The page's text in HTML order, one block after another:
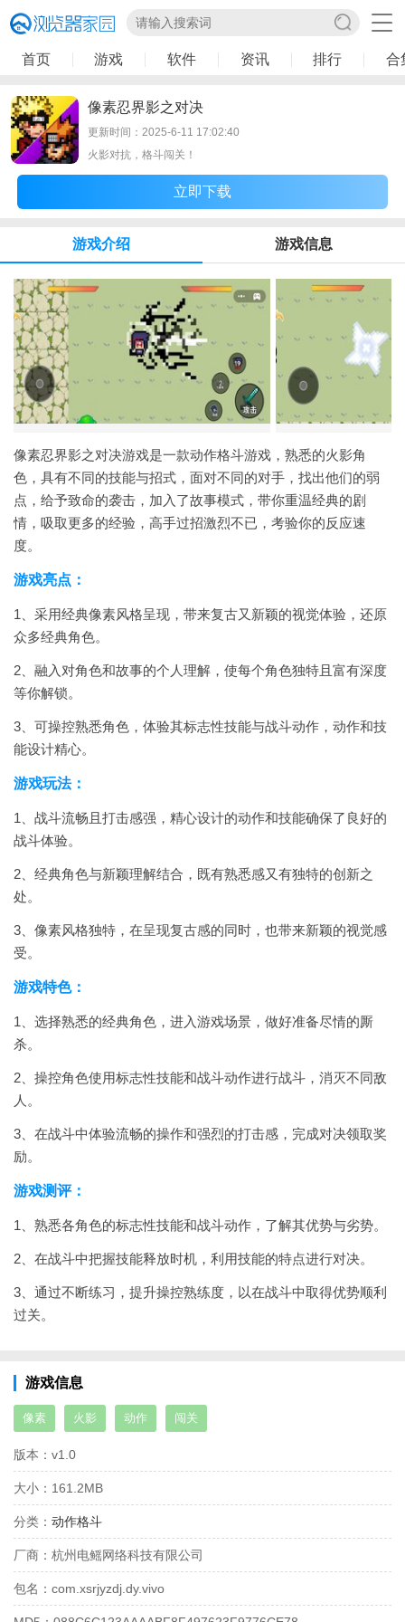
首页 游戏 软件 资讯 排行 合
像素忍界影之对决
更新时间：2025-6-11 17:02:40
火影对抗，格斗闯关！
立即下载
游戏介绍 游戏信息
像素忍界影之对决游戏是一款动作格斗游戏，熟悉的火影角
色，具有不同的技能与招式，面对不同的对手，找出他们的弱
点，给予致命的袭击，加入了故事模式，带你重温经典的剧
情，吸取更多的经验，高手过招激烈不已，考验你的反应速
度。
游戏亮点：
1、采用经典像素风格呈现，带来复古又新颖的视觉体验，还原
众多经典角色。
2、融入对角色和故事的个人理解，使每个角色独特且富有深度
等你解锁。
3、可操控熟悉角色，体验其标志性技能与战斗动作，动作和技
能设计精心。
游戏玩法：
1、战斗流畅且打击感强，精心设计的动作和技能确保了良好的
战斗体验。
2、经典角色与新颖理解结合，既有熟悉感又有独特的创新之
处。
3、像素风格独特，在呈现复古感的同时，也带来新颖的视觉感
受。
游戏特色：
1、选择熟悉的经典角色，进入游戏场景，做好准备尽情的厮
杀。
2、操控角色使用标志性技能和战斗动作进行战斗，消灭不同敌
人。
3、在战斗中体验流畅的操作和强烈的打击感，完成对决领取奖
励。
游戏测评：
1、熟悉各角色的标志性技能和战斗动作，了解其优势与劣势。
2、在战斗中把握技能释放时机，利用技能的特点进行对决。
3、通过不断练习，提升操控熟练度，以在战斗中取得优势顺利
过关。
游戏信息
像素 火影 动作 闯关
版本： v1.0
大小： 161.2MB
分类： 动作格斗
厂商： 杭州电鳐网络科技有限公司
包名： com.xsrjyzdj.dy.vivo